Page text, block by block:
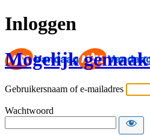
Inloggen
Mogelijk
Gebruikersnaam of e-mailadres
Wachtwoord